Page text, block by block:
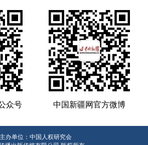
众号 中国新疆网官方微博
主办单位：中国人权研究会